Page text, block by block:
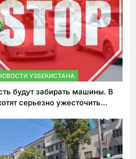
УЗБЕКИСТАНА
будут забирать машины. В
серьезно ужесточить